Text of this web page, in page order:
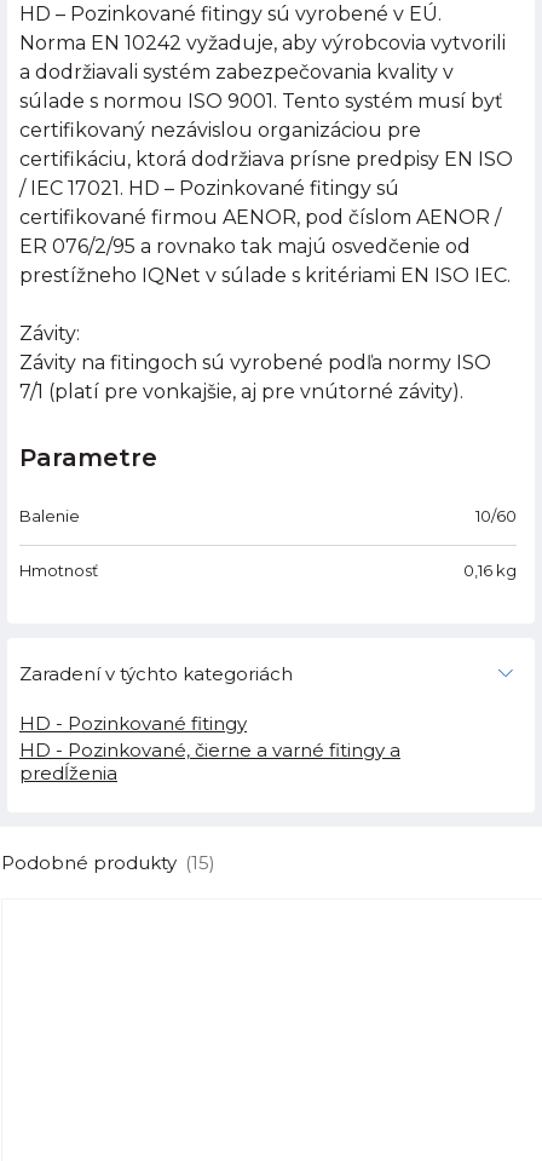
HD – Pozinkované fitingy sú vyrobené v EÚ.
Norma EN 10242 vyžaduje, aby výrobcovia vytvorili
a dodržiavali systém zabezpečovania kvality v
súlade s normou ISO 9001. Tento systém musí byť
certifikovaný nezávislou organizáciou pre
certifikáciu, ktorá dodržiava prísne predpisy EN ISO
/ IEC 17021. HD – Pozinkované fitingy sú
certifikované firmou AENOR, pod číslom AENOR /
ER 076/2/95 a rovnako tak majú osvedčenie od
prestížneho IQNet v súlade s kritériami EN ISO IEC.
Závity:
Závity na fitingoch sú vyrobené podľa normy ISO
7/1 (platí pre vonkajšie, aj pre vnútorné závity).
Parametre
Balenie 10/60
Hmotnosť 0,16 kg
Zaradení v týchto kategoriách
HD - Pozinkované fitingy
HD - Pozinkované, čierne a varné fitingy a
predĺženia
Podobné produkty (15)